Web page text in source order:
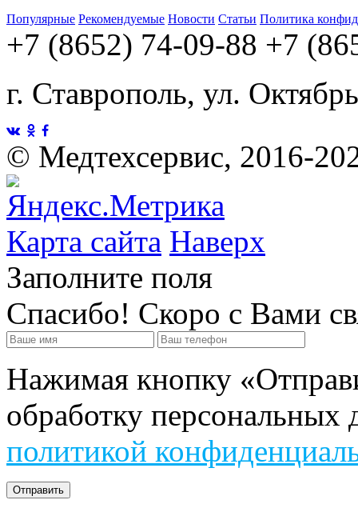
Популярные Рекомендуемые Новости Статьи Политика
+7 (8652) 74-09-88 +7
г. Ставрополь, ул.
© Медтехсервис, 2016-
Карта сайта Наверх
Заполните поля
Спасибо! Скоро с Вами
Нажимая кнопку
обработку персональных
политикой
Отправить